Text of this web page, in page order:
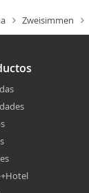
Zweisimmen